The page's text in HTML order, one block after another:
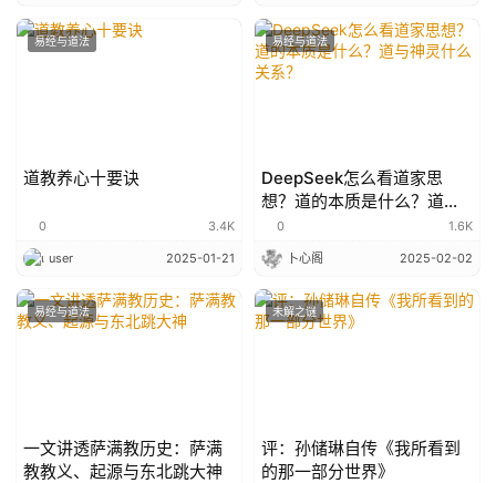
易经与道法
道教养心十要诀
0 3.4K
user 2025-01-21
易经与道法
DeepSeek怎么看道家思
想？道的本质是什么？道与
神灵什么关系？
0 1.6K
卜心阁 2025-02-02
易经与道法
一文讲透萨满教历史：萨满
教教义、起源与东北跳大神
未解之谜
评：孙储琳自传《我所看到
的那一部分世界》